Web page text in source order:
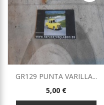
GR129 PUNTA VARILLA...
Precio
5,00 €